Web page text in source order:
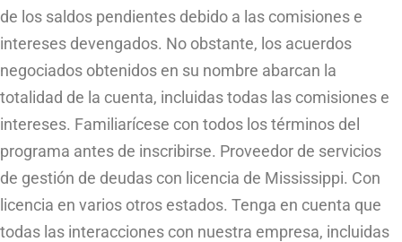
de los saldos pendientes debido a las comisiones e
intereses devengados. No obstante, los acuerdos
negociados obtenidos en su nombre abarcan la
totalidad de la cuenta, incluidas todas las comisiones e
intereses. Familiarícese con todos los términos del
programa antes de inscribirse. Proveedor de servicios
de gestión de deudas con licencia de Mississippi. Con
licencia en varios otros estados. Tenga en cuenta que
todas las interacciones con nuestra empresa, incluidas